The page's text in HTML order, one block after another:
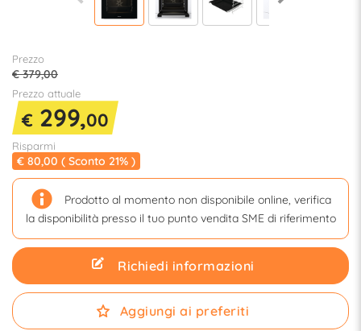
Prezzo
€ 379,00
Prezzo attuale
€ 299,00
Risparmi
€ 80,00 ( Sconto 21% )
Prodotto al momento non disponibile online, verifica
la disponibilità presso il tuo punto vendita SME di riferimento
Richiedi informazioni
Aggiungi ai preferiti